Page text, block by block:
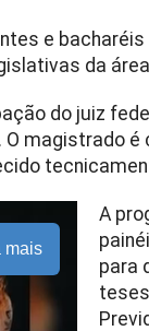
e
da
do juiz
magistrado
mais
A
para